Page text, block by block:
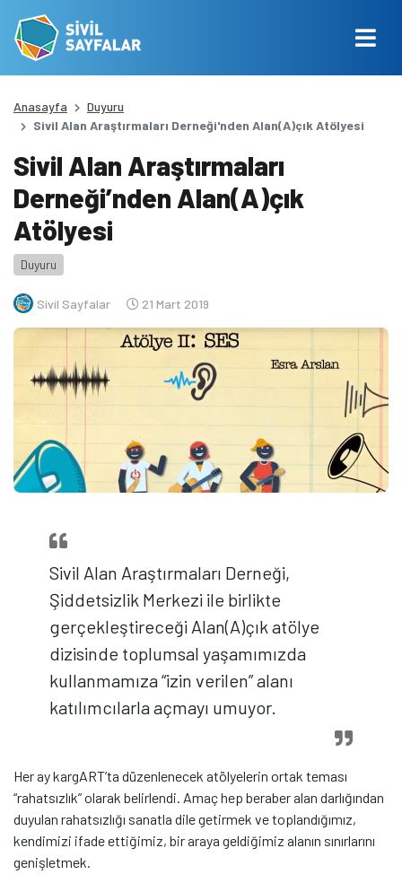
Anasayfa
Duyuru
Sivil Alan Araştırmaları Derneği'nden Alan(A)çık Atölyesi
Sivil Alan Araştırmaları
Derneği’nden Alan(A)çık
Atölyesi
Duyuru
Sivil Sayfalar 21 Mart 2019
Sivil Alan Araştırmaları Derneği,
Şiddetsizlik Merkezi ile birlikte
gerçekleştireceği Alan(A)çık atölye
dizisinde toplumsal yaşamımızda
kullanmamıza “izin verilen” alanı
katılımcılarla açmayı umuyor.
Her ay kargART’ta düzenlenecek atölyelerin ortak teması
“rahatsızlık” olarak belirlendi. Amaç hep beraber alan darlığından
duyulan rahatsızlığı sanatla dile getirmek ve toplandığımız,
kendimizi ifade ettiğimiz, bir araya geldiğimiz alanın sınırlarını
genişletmek.